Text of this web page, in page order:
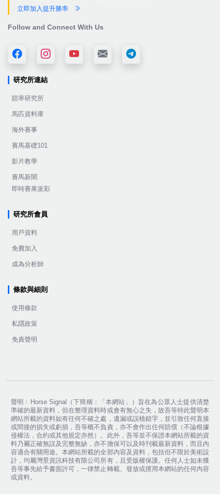
立即加入提升勝率
Follow and Connect With Us
研究所連結
賠率研究所
馬匹資料庫
海外賽事
賽馬基礎101
影片教學
賽馬新聞
即時賽果派彩
研究所會員
用戶資料
免費加入
成為分析師
條款與細則
使用條款
私隱政策
免責聲明
聲明﹕Horse Signal（下簡稱：「本網站」）旨在為公眾人士提供清楚
準確的最新資料，但在整理資料時或會有無心之失，故吾等特此聲明本
網站所載的資料如有任何不確之處，遺漏或誤植錯字，並引致任何直接
或間接的損失或虧損，吾等概不負責，亦不會作出任何賠償（不論根據
侵權法，合約或其他規定亦然）。此外，吾等並不保證本網站所載的資
料乃屬正確無誤及完整無缺，亦不擔保可以及時刊載最新資料，而且內
容適合有關用途。本網站所載的全部內容及資料，包括但不限於美術設
計，均屬灣景資訊科技有限公司所有，且受版權保護。任何人士如未獲
吾等事先給予書面許可，一律禁止轉載、發放或擅用本網站的任何內容
或資料。